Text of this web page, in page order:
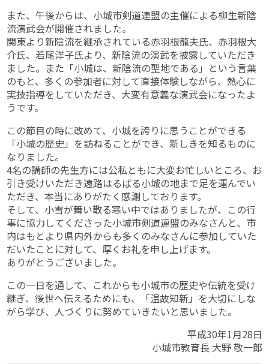
また、午後からは、小城市剣道連盟の主催による柳生新陰
流演武会が開催されました。
関東より新陰流を継承されている赤羽根龍夫氏、赤羽根大
介氏、若尾洋子氏より、新陰流の演武を披露していただき
ました。また「小城は、新陰流の聖地である」という言葉
のもと、多くの参加者に対して直接体験しながら、熱心に
実技指導をしていただき、大変有意義な演武会になったよ
うです。
この節目の時に改めて、小城を誇りに思うことができる
「小城の歴史」を訪ねることができ、新しきを知るものに
なりました。
4名の講師の先生方には公私ともに大変お忙しいところ、お
引き受けいただき遠路はるばる小城の地まで足を運んでい
ただき、本当にありがたく感謝しております。
そして、小雪が舞い散る寒い中ではありましたが、この行
事に協力してくださった小城市剣道連盟のみなさんと、市
内はもとより県内外からも多くのみなさんに参加していた
だいたことに対して、厚くお礼を申し上げます。
ありがとうございました。
この一日を通して、これからも小城市の歴史や伝統を受け
継ぎ、後世へ伝えるためにも、「温故知新」を大切にしな
がら学び、人づくりに努めていきたいと思いました。
平成30年1月28日
小城市教育長 大野 敬一郎